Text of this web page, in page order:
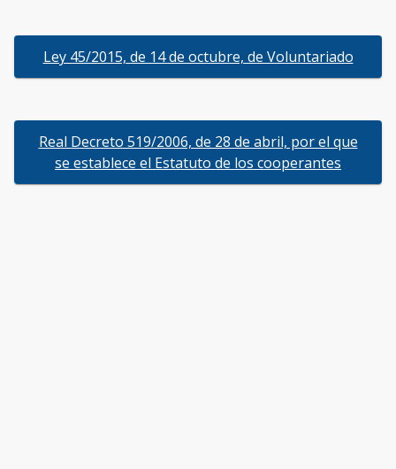
Ley 45/2015, de 14 de octubre, de Voluntariado
Real Decreto 519/2006, de 28 de abril, por el que
se establece el Estatuto de los cooperantes